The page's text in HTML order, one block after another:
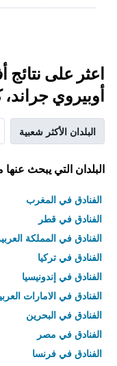
اعثر على
أوبيروي جراند،
البلدان الأكثر شعبية
البلدان التي يبحث
الفنادق في المغرب
الفنادق في قطر
الفنادق في المملكة
الفنادق في تركيا
الفنادق في إندونيسيا
الفنادق في الامارات
الفنادق في البحرين
الفنادق في مصر
الفنادق في فرنسا